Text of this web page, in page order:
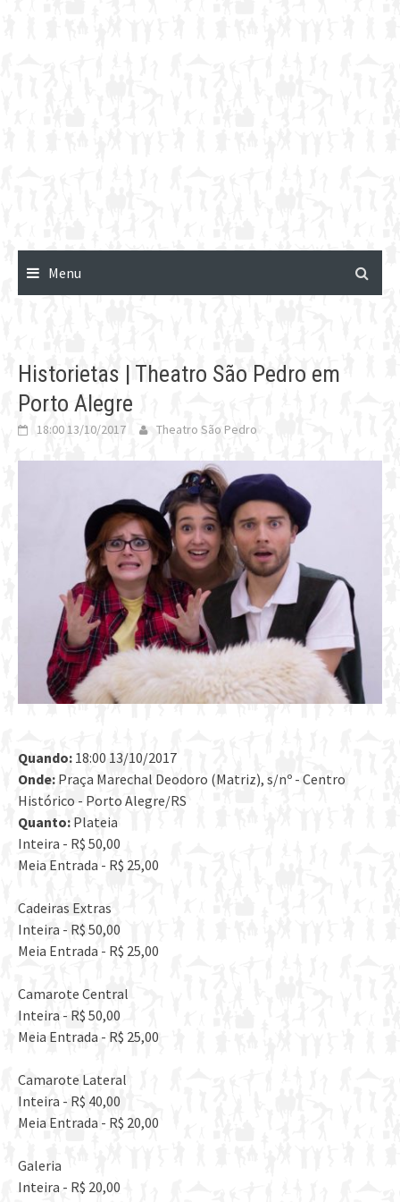
Menu
Historietas | Theatro São Pedro em
Porto Alegre
18:00 13/10/2017 Theatro São Pedro
Quando: 18:00 13/10/2017
Onde: Praça Marechal Deodoro (Matriz), s/nº - Centro
Histórico - Porto Alegre/RS
Quanto: Plateia
Inteira - R$ 50,00
Meia Entrada - R$ 25,00
Cadeiras Extras
Inteira - R$ 50,00
Meia Entrada - R$ 25,00
Camarote Central
Inteira - R$ 50,00
Meia Entrada - R$ 25,00
Camarote Lateral
Inteira - R$ 40,00
Meia Entrada - R$ 20,00
Galeria
Inteira - R$ 20,00